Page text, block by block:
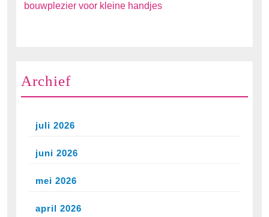
bouwplezier voor kleine handjes
Archief
juli 2026
juni 2026
mei 2026
april 2026